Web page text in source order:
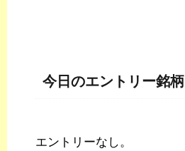
今日のエントリー銘柄
エントリーなし。